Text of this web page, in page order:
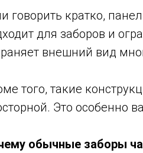
говорить кратко,
для заборов и
внешний вид
того, такие
Это особенно
обычные заборы